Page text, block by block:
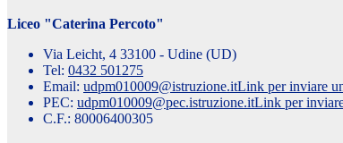
Liceo "Caterina Percoto"
Via Leicht, 4 33100 - Udine (UD)
Tel: 0432 501275
Email: udpm010009@istruzione.itLink per inviare
PEC: udpm010009@pec.istruzione.itLink per
C.F.: 80006400305